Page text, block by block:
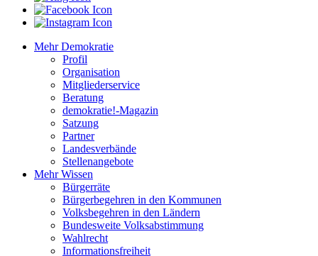
Mehr Demokratie
Profil
Organisation
Mitgliederservice
Beratung
demokratie!-Magazin
Satzung
Partner
Landesverbände
Stellenangebote
Mehr Wissen
Bürgerräte
Bürgerbegehren in den Kommunen
Volksbegehren in den Ländern
Bundesweite Volksabstimmung
Wahlrecht
Informationsfreiheit